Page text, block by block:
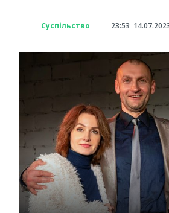
Суспільство 23:53